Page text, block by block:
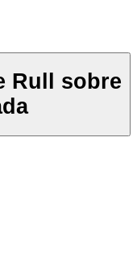
Rull sobre